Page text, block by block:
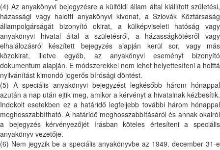
(4) Az anyakönyvi bejegyzésre a külföldi állam által kiállított születési,
házassági vagy halotti anyakönyvi kivonat, a Szlovák Köztársaság
állampolgárságát bizonyító okirat, a külképviseleti hatóság vagy
anyakönyvi hivatal által a születésről, a házasságkötésről vagy
elhalálozásról készített bejegyzés alapján kerül sor, vagy más
közokirat, illetve egyéb, az anyakönyvi eseményt bizonyító
dokumentum alapján. E módszerekkel nem lehet helyettesíteni a holttá
nyilvánítást kimondó jogerős bírósági döntést.
(5) A speciális anyakönyvi bejegyzést legkésőbb három hónappal
azután a nap után ejtik meg, amikor a kérvényt a hivatalnak kézbesítik.
Indokolt esetekben ez a határidő legfeljebb további három hónappal
meghosszabbítható. A határidő meghosszabbításáról és annak okairól
a bejegyzés kérvényezőjét írásban köteles értesíteni a speciális
anyakönyv vezetője.
(6) Nem jegyzik be a speciális anyakönyvbe az 1949. december 31-e